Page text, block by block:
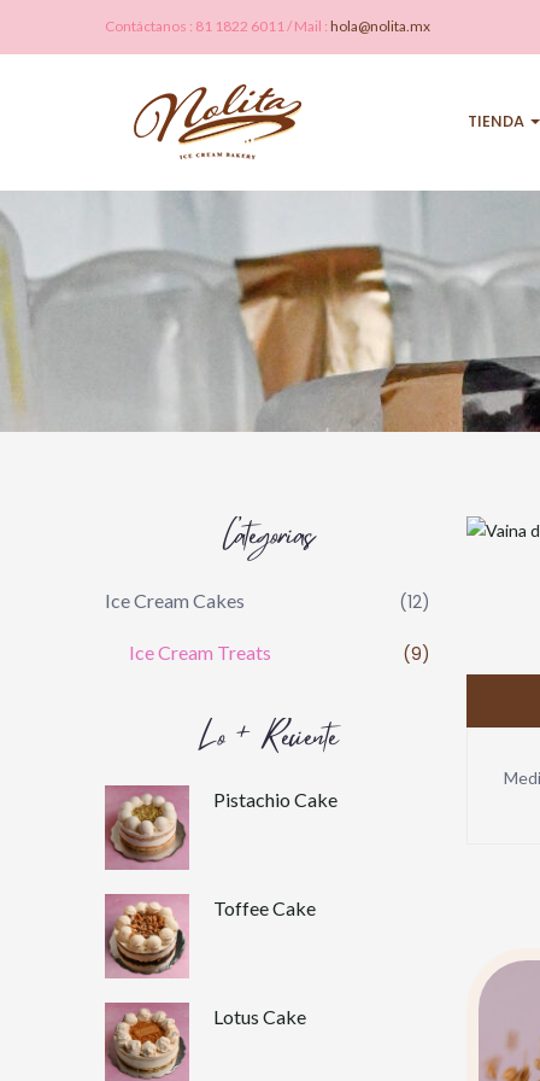
Contáctanos : 81 1822 6011 / Mail : hola@nolita.mx
TIENDA
Categorías
Ice Cream Cakes (12)
Ice Cream Treats (9)
Lo + Reciente
Pistachio Cake
Toffee Cake
Lotus Cake